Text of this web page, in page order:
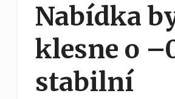
Nabídka
klesne o
stabilní